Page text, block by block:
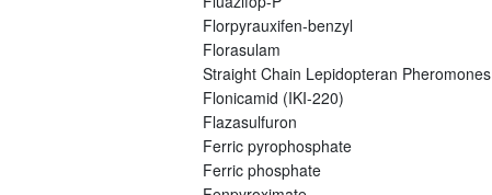
Florpyrauxifen-benzyl
Florasulam
Straight Chain Lepidopteran Pheromones
Flonicamid (IKI-220)
Flazasulfuron
Ferric pyrophosphate
Ferric phosphate